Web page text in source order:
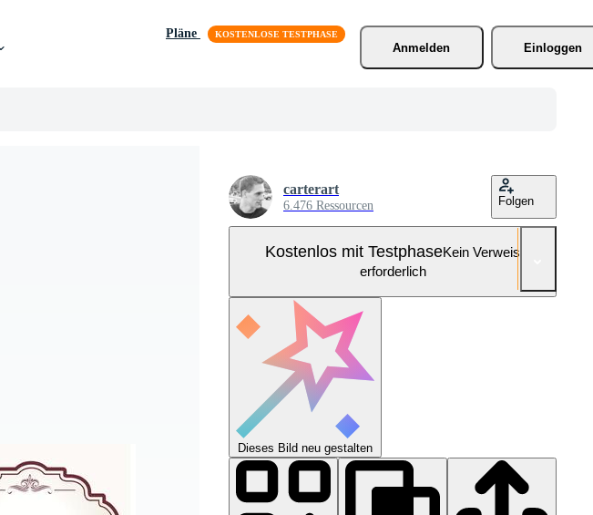
Pläne
Anmelden
Einloggen
carterart
6.476 Ressourcen Folgen
Kostenlos mit TestphaseKein Verweis
erforderlich
Dieses Bild neu gestalten